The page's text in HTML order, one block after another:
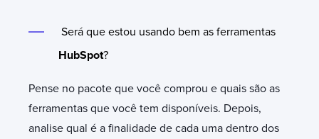
Será que estou usando bem as ferramentas
HubSpot?
Pense no pacote que você comprou e quais são as
ferramentas que você tem disponíveis. Depois,
analise qual é a finalidade de cada uma dentro dos